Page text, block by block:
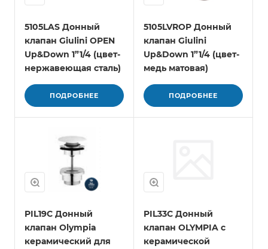
5105LAS Донный
клапан Giulini OPEN
Up&Down 1”1/4 (цвет-
нержавеющая сталь)
ПОДРОБНЕЕ
5105LVROP Донный
клапан Giulini
Up&Down 1”1/4 (цвет-
медь матовая)
ПОДРОБНЕЕ
PIL19C Донный
клапан Olympia
керамический для
PIL33C Донный
клапан OLYMPIA с
керамической